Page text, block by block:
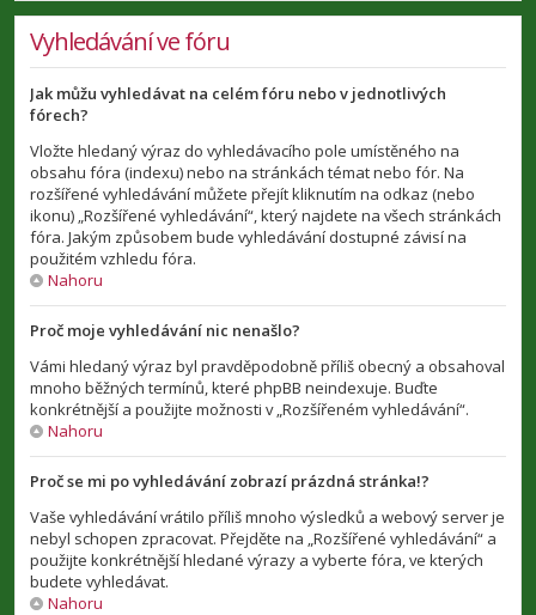
Vyhledávání ve fóru
Jak můžu vyhledávat na celém fóru nebo v jednotlivých
fórech?
Vložte hledaný výraz do vyhledávacího pole umístěného na
obsahu fóra (indexu) nebo na stránkách témat nebo fór. Na
rozšířené vyhledávání můžete přejít kliknutím na odkaz (nebo
ikonu) „Rozšířené vyhledávání“, který najdete na všech stránkách
fóra. Jakým způsobem bude vyhledávání dostupné závisí na
použitém vzhledu fóra.
Nahoru
Proč moje vyhledávání nic nenašlo?
Vámi hledaný výraz byl pravděpodobně příliš obecný a obsahoval
mnoho běžných termínů, které phpBB neindexuje. Buďte
konkrétnější a použijte možnosti v „Rozšířeném vyhledávání“.
Nahoru
Proč se mi po vyhledávání zobrazí prázdná stránka!?
Vaše vyhledávání vrátilo příliš mnoho výsledků a webový server je
nebyl schopen zpracovat. Přejděte na „Rozšířené vyhledávání“ a
použijte konkrétnější hledané výrazy a vyberte fóra, ve kterých
budete vyhledávat.
Nahoru